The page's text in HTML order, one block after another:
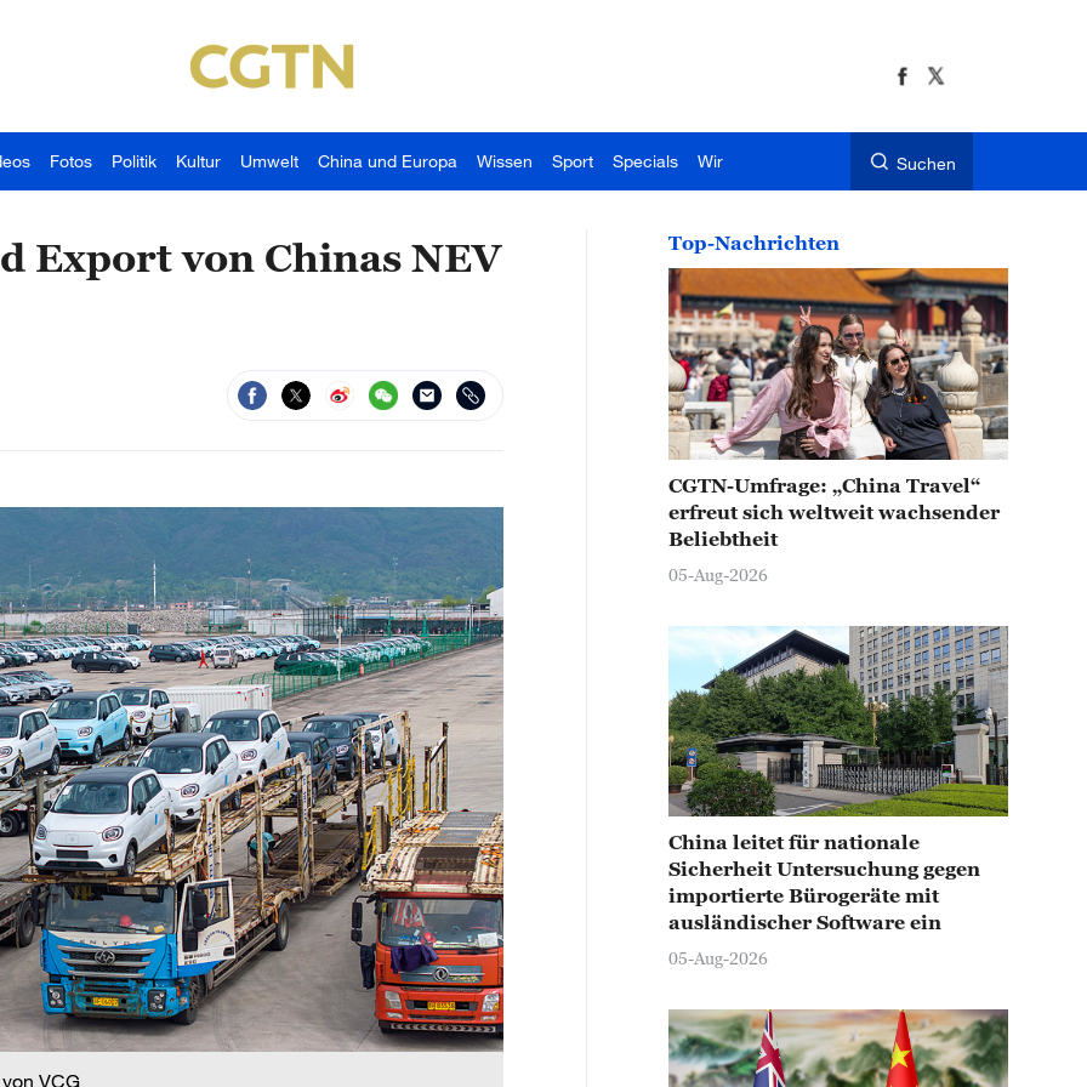
Fotos Politik Kultur Umwelt China und Europa Wissen Sport Specials Wir Suchen
Export von Chinas NEV
VCG
Top-Nachrichten
CGTN-Umfrage: „China Travel“
erfreut sich weltweit wachsender
Beliebtheit
05-Aug-2026
China leitet für nationale
Sicherheit Untersuchung gegen
importierte Bürogeräte mit
ausländischer Software ein
05-Aug-2026